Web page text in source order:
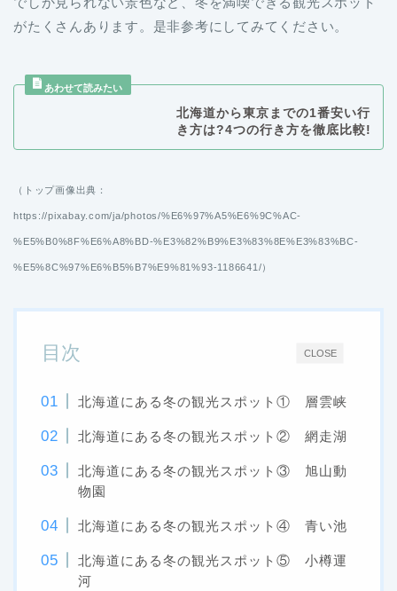
がたくさんあります。是非参考にしてみてください。
北海道から東京までの1番安い行
き方は?4つの行き方を徹底比較!
（トップ画像出典：
https://pixabay.com/ja/photos/%E6%97%A5%E6%9C%AC-
%E5%B0%8F%E6%A8%BD-%E3%82%B9%E3%83%8E%E3%83%BC-
%E5%8C%97%E6%B5%B7%E9%81%93-1186641/）
CLOSE
目次
北海道にある冬の観光スポット① 層雲峡
北海道にある冬の観光スポット② 網走湖
北海道にある冬の観光スポット③ 旭山動
物園
北海道にある冬の観光スポット④ 青い池
北海道にある冬の観光スポット⑤ 小樽運
河